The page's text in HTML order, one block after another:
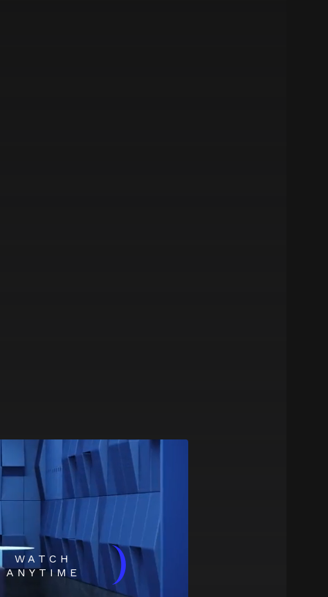
WATCH
ANYTIME
)